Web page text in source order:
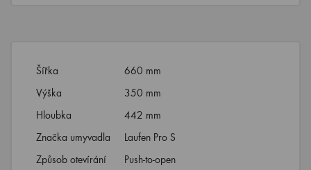
Šířka
660 mm
Výška
350 mm
Hloubka
442 mm
Značka umyvadla
Laufen Pro S
Způsob otevírání
Push-to-open